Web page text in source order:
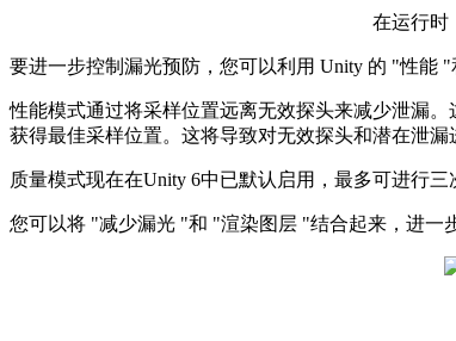
在运行时
要进一步控制漏光预防，您可以利用 Unity 的 "性能 "
性能模式通过将采样位置远离无效探头来减少泄漏
获得最佳采样位置。这将导致对无效探头和潜在泄漏
质量模式现在在Unity 6中已默认启用，最多可进行
您可以将 "减少漏光 "和 "渲染图层 "结合起来，进一